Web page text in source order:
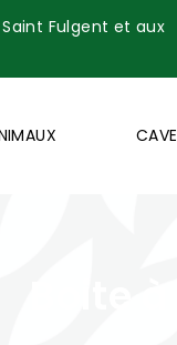
Fulgent et aux
CAVE